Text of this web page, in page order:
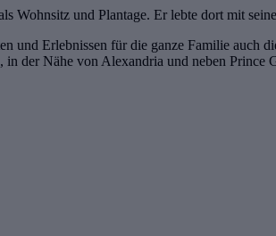
Wohnsitz und Plantage. Er lebte dort mit
und Erlebnissen für die ganze Familie auch
der Nähe von Alexandria und neben Prince